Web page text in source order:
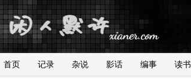
首页 记录 杂说 影话 编事 读书